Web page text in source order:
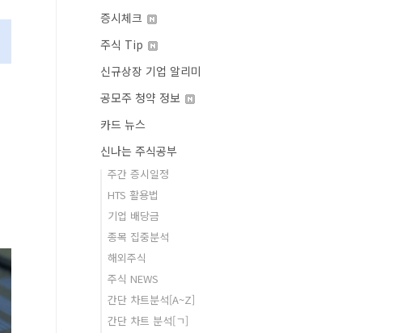
증시체크
주식 Tip
신규상장 기업 알리미
공모주 청약 정보
카드 뉴스
신나는 주식공부
주간 증시일정
HTS 활용법
기업 배당금
종목 집중분석
해외주식
주식 NEWS
간단 차트분석[A~Z]
간단 차트 분석[ㄱ]